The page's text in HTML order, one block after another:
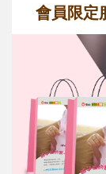
會員限定